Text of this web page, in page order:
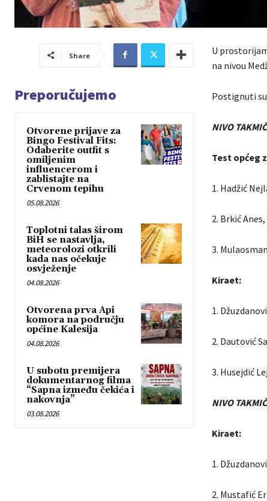
Share
Preporučujemo
Otvorene prijave za
Bingo Festival Fits:
Odaberite outfit s
omiljenim
influencerom i
zablistajte na
Crvenom tepihu
05.08.2026
Toplotni talas širom
BiH se nastavlja,
meteorolozi otkrili
kada nas očekuje
osvježenje
04.08.2026
Otvorena prva Api
komora na području
općine Kalesija
04.08.2026
U subotu premijera
dokumentarnog filma
“Sapna između čekića i
nakovnja”
03.08.2026
U
na nivou
Postignuti
NIVO
Test općeg
1. Hadžić
2. Brkić
3.
Kiraet:
1.
2. Dautović
3. Husejdić
NIVO
Kiraet:
1.
2. Mustafić